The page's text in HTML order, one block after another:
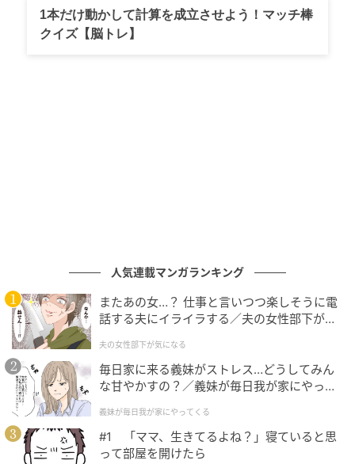
シャンプーはサロンで行う“前処理”に着想を得た設計
になっているのだそうで、サロンで薬剤ダメージを抑
トリートメントには、真珠由来のタンパク質を中心と
した補修成分“パールプロテインミックス”を配合。ダメ
ージに吸着してカラーの色落ちを抑える成分や、キュ
ーティクルを整える成分で、なめらかなツヤ髪へ導き
ます。
使う時は、美容師さんのように、「にぎって、ゆるめ
る」もみこみ動作をしながらなじませ、少し放置する
とトリートメントの良さをさらに感じられるそうです
よ。
1本だけ動かして計算を成立させよう！マッチ棒
クイズ【脳トレ】
人気連載マンガランキング
またあの女…？ 仕事と言いつつ楽しそうに電
話する夫にイライラする／夫の女性部下が気
夫の女性部下が気になる
毎日家に来る義妹がストレス…どうしてみん
な甘やかすの？／義妹が毎日我が家にやって
が】
義妹が毎日我が家にやってくる
#1 「ママ、生きてるよね？」寝ていると思
って部屋を開けたら